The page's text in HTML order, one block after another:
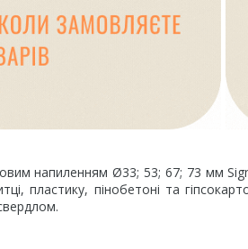
напиленням Ø33; 53; 67; 73 мм
пластику, пінобетоні та